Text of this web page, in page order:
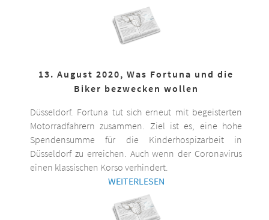
13. August 2020, Was Fortuna und die
Biker bezwecken wollen
Düsseldorf. Fortuna tut sich erneut mit begeisterten
Motorradfahrern zusammen. Ziel ist es, eine hohe
Spendensumme für die Kinderhospizarbeit in
Düsseldorf zu erreichen. Auch wenn der Coronavirus
einen klassischen Korso verhindert.
WEITERLESEN